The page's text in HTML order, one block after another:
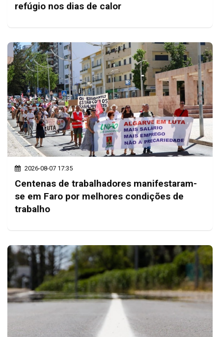
refúgio nos dias de calor
2026-08-07 17:35
Centenas de trabalhadores manifestaram-
se em Faro por melhores condições de
trabalho